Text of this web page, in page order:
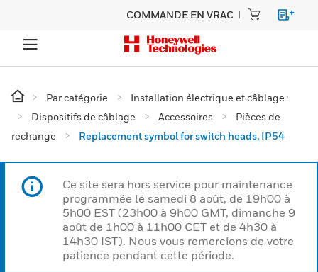
COMMANDE EN VRAC
Par catégorie
Installation électrique et câblage :
Dispositifs de câblage
Accessoires
Pièces de
rechange
Replacement symbol for switch heads, IP54
Ce site sera hors service pour maintenance
programmée le samedi 8 août, de 19h00 à
5h00 EST (23h00 à 9h00 GMT, dimanche 9
août de 1h00 à 11h00 CET et de 4h30 à
14h30 IST). Nous vous remercions de votre
patience pendant cette période.